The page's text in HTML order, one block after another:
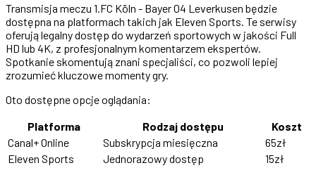
Transmisja meczu 1.FC Köln - Bayer 04 Leverkusen będzie
dostępna na platformach takich jak Eleven Sports. Te serwisy
oferują legalny dostęp do wydarzeń sportowych w jakości Full
HD lub 4K, z profesjonalnym komentarzem ekspertów.
Spotkanie skomentują znani specjaliści, co pozwoli lepiej
zrozumieć kluczowe momenty gry.
Oto dostępne opcje oglądania:
Platforma
Rodzaj dostępu
Koszt
Canal+ Online
Subskrypcja miesięczna
65zł
Eleven Sports
Jednorazowy dostęp
15zł